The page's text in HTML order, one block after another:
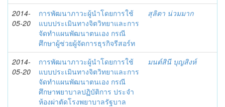
2014-
05-20
การพัฒนาภาวะผู้นำโดยการใช้
แบบประเมินทางจิตวิทยาและการ
จัดทำแผนพัฒนาตนเอง กรณี
ศึกษาผู้ช่วยผู้จัดการธุรกิจรีสอร์ท
สุลิตา น่วมมาก
2014-
05-20
การพัฒนาภาวะผู้นำโดยการใช้
แบบประเมินทางจิตวิทยาและการ
จัดทำแผนพัฒนาตนเอง กรณี
ศึกษาพยาบาลปฏิบัติการ ประจำ
ห้องผ่าตัดโรงพยาบาลรัฐบาล
มนต์สินี บุญสิงห์